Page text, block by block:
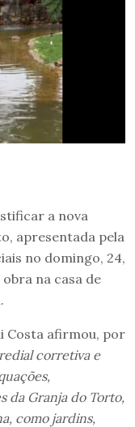
a nova
apresentada pela
no domingo, 24,
na casa de
Costa afirmou, por
corretiva e
da Granja do Torto,
como jardins,